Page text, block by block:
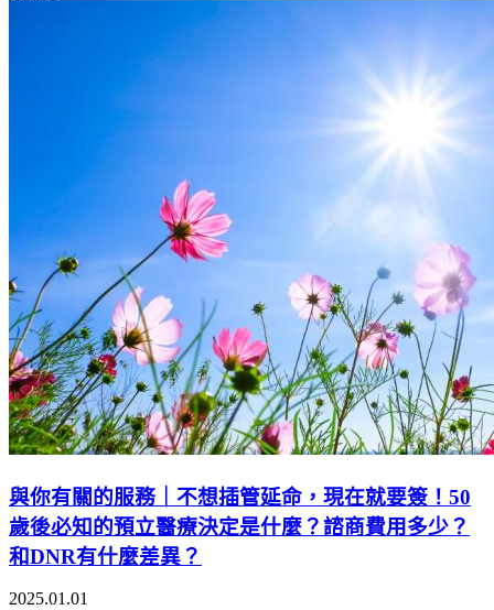
與你有關的服務｜不想插管延命，現在就要簽！50
歲後必知的預立醫療決定是什麼？諮商費用多少？
和DNR有什麼差異？
2025.01.01